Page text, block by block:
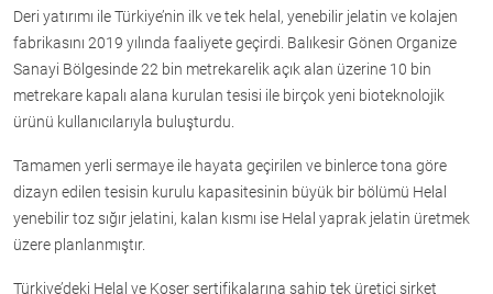
Deri yatırımı ile Türkiye’nin ilk ve tek helal, yenebilir jelatin ve kolajen
fabrikasını 2019 yılında faaliyete geçirdi. Balıkesir Gönen Organize
Sanayi Bölgesinde 22 bin metrekarelik açık alan üzerine 10 bin
metrekare kapalı alana kurulan tesisi ile birçok yeni bioteknolojik
ürünü kullanıcılarıyla buluşturdu.
Tamamen yerli sermaye ile hayata geçirilen ve binlerce tona göre
dizayn edilen tesisin kurulu kapasitesinin büyük bir bölümü Helal
yenebilir toz sığır jelatini, kalan kısmı ise Helal yaprak jelatin üretmek
üzere planlanmıştır.
Türkiye’deki Helal ve Koşer sertifikalarına sahip tek üretici şirket